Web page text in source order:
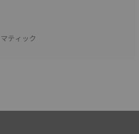
ートマティック